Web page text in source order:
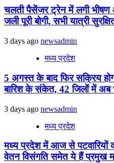
चलती पैसेंजर ट्रेन में लगी
जली पूरी बोगी, सभी यात्री
3 days ago newsadmin
मध्य प्रदेश
5 अगस्त के बाद फिर सक्रिय
बारिश के संकेत, 42 जिलों में अब
3 days ago newsadmin
मध्य प्रदेश
मध्य प्रदेश में आज से पटवारियों
वेतन विसंगति समेत ये हैं प्रमुख